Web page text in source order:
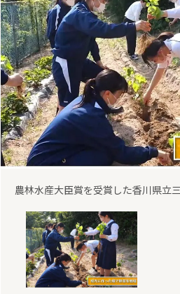
農林水産大臣賞を受賞した香川県立